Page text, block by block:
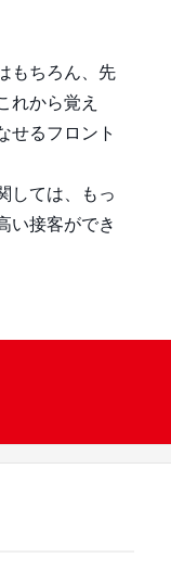
もちろん、先
れから覚え
せるフロント
しては、もっ
い接客ができ